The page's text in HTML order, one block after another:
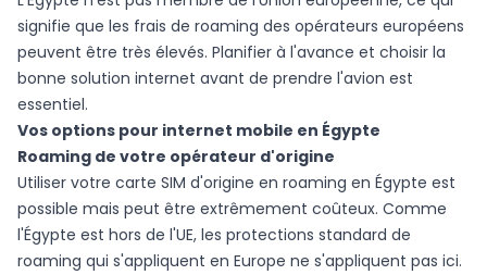
signifie que les frais de roaming des opérateurs européens
peuvent être très élevés. Planifier à l'avance et choisir la
bonne solution internet avant de prendre l'avion est
essentiel.
Vos options pour internet mobile en Égypte
Roaming de votre opérateur d'origine
Utiliser votre carte SIM d'origine en roaming en Égypte est
possible mais peut être extrêmement coûteux. Comme
l'Égypte est hors de l'UE, les protections standard de
roaming qui s'appliquent en Europe ne s'appliquent pas ici.